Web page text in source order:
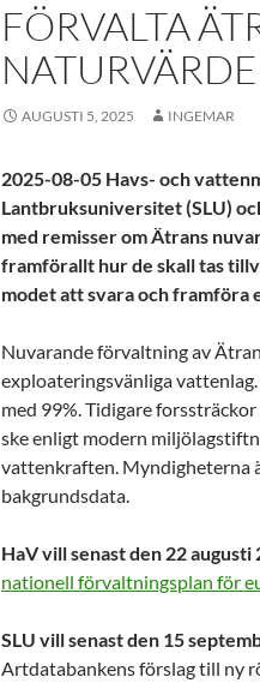
FÖRVALTA
AUGUSTI 5, 2025 INGEMAR
2025-08-05 Havs- och
Lantbruksuniversitet (SLU)
med remisser om Ätrans
framförallt hur de skall tas
modet att svara och framföra
Nuvarande förvaltning av
exploateringsvänliga
med 99%. Tidigare
ske enligt modern
vattenkraften. Myndigheterna
bakgrundsdata.
HaV villsenast den 22 augusti
nationell förvaltningsplan för
SLU villsenast den 15
Artdatabankens förslag till ny